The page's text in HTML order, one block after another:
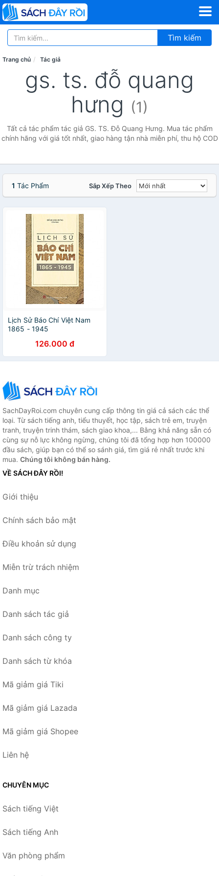
Tìm kiếm
Trang chủ Tác giả
gs. ts. đỗ quang
hưng (1)
Tất cả tác phẩm tác giả GS. TS. Đỗ Quang Hưng. Mua tác phẩm
chính hãng với giá tốt nhất, giao hàng tận nhà miễn phí, thu hộ COD
1 Tác Phẩm Sắp Xếp Theo
Lịch Sử Báo Chí Việt Nam
1865 - 1945
126.000 đ
SachDayRoi.com chuyên cung cấp thông tin giá cả sách các thể
loại. Từ sách tiếng anh, tiểu thuyết, học tập, sách trẻ em, truyện
tranh, truyện trinh thám, sách giao khoa,... Bằng khả năng sẵn có
cùng sự nỗ lực không ngừng, chúng tôi đã tổng hợp hơn 100000
đầu sách, giúp bạn có thể so sánh giá, tìm giá rẻ nhất trước khi
mua. Chúng tôi không bán hàng.
VỀ SÁCH ĐÂY RỒI!
Giới thiệu
Chính sách bảo mật
Điều khoản sử dụng
Miễn trừ trách nhiệm
Danh mục
Danh sách tác giả
Danh sách công ty
Danh sách từ khóa
Mã giảm giá Tiki
Mã giảm giá Lazada
Mã giảm giá Shopee
Liên hệ
CHUYÊN MỤC
Sách tiếng Việt
Sách tiếng Anh
Văn phòng phẩm